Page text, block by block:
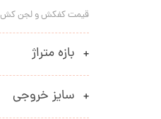
قیمت کفکش و لجن کش
بازه متراژ
سایز خروجی